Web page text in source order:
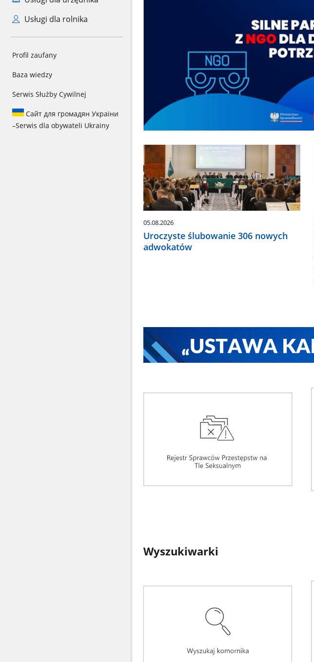
Usługi dla rolnika
Profil zaufany
Baza wiedzy
Serwis Służby Cywilnej
Сайт для громадян України
–Serwis dla obywateli Ukrainy
05.08.2026
Uroczyste ślubowanie 306 nowych
adwokatów
Wyszukiwarki